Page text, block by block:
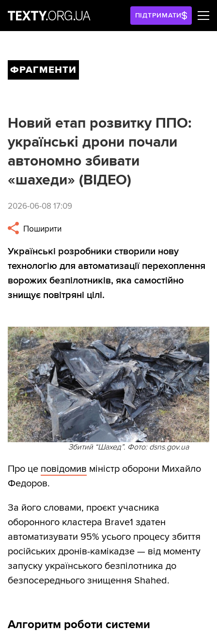
ПІДТРИМАТИ
ФРАГМЕНТИ
Новий етап розвитку ППО:
українські дрони почали
автономно збивати
«шахеди» (ВІДЕО)
2026-06-08 17:09
Поширити
Українські розробники створили нову
технологію для автоматизації перехоплення
ворожих безпілотників, яка самостійно
знищує повітряні цілі.
Збитий “Шахед”. Фото: dsns.gov.ua
Про це повідомив міністр оборони Михайло
Федоров.
За його словами, проєкт учасника
оборонного кластера Brave1 здатен
автоматизувати 95% усього процесу збиття
російських дронів-камікадзе — від моменту
запуску українського безпілотника до
безпосереднього знищення Shahed.
Алгоритм роботи системи